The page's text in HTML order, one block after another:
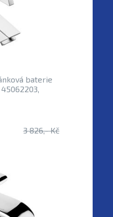
baterie
3 826,- Kč